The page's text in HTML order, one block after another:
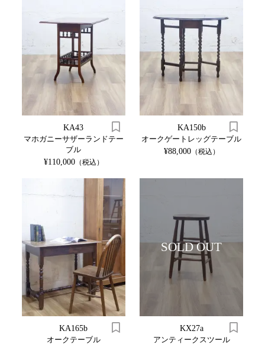
KA43
マホガニーサザーランドテー
ブル
¥110,000（税込）
KA150b
オークゲートレッグテーブル
¥88,000（税込）
KA165b
オークテーブル
SOLD OUT
KX27a
アンティークスツール